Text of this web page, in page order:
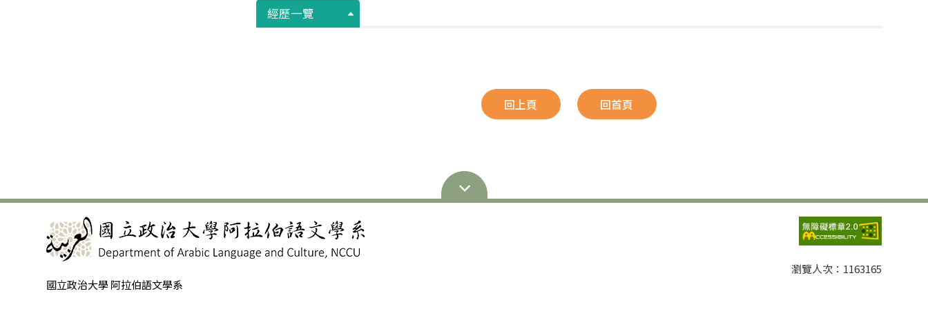
經歷一覽
回上頁 回首頁
國立政治大學 阿拉伯語文學系
瀏覽人次： 1163165